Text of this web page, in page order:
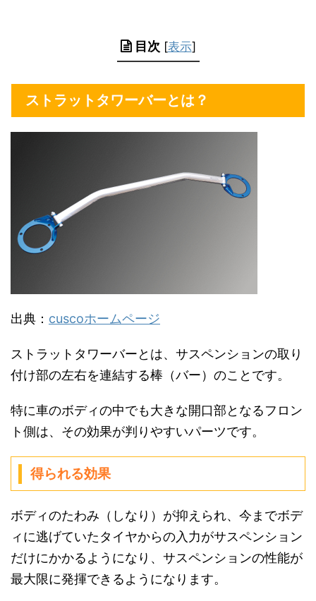
目次 [表示]
ストラットタワーバーとは？
出典： cuscoホームページ
ストラットタワーバーとは、サスペンションの取り
付け部の左右を連結する棒（バー）のことです。
特に車のボディの中でも大きな開口部となるフロン
ト側は、その効果が判りやすいパーツです。
得られる効果
ボディのたわみ（しなり）が抑えられ、今までボデ
ィに逃げていたタイヤからの入力がサスペンション
だけにかかるようになり、サスペンションの性能が
最大限に発揮できるようになります。